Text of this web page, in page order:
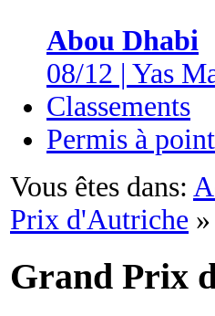
Abou Dhabi
08/12 | Yas
Classements
Permis à
Vous êtes dans:
Prix d'Autriche »
Grand Prix